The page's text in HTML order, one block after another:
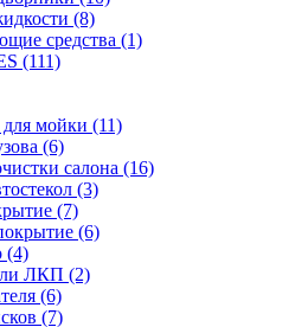
(8)
средства (1)
(111)
мойки (11)
(6)
салона (16)
(3)
(7)
(6)
(4)
ЛКП (2)
(6)
(7)